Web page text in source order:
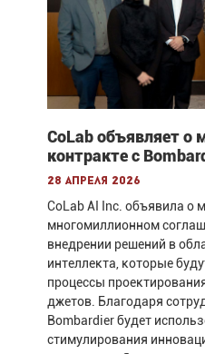
CoLab объявляет о
контракте с
28 апреля 2026
CoLab AI Inc. объявила о
многомиллионном
внедрении решений в
интеллекта, которые
процессы
джетов. Благодаря
Bombardier будет
стимулирования